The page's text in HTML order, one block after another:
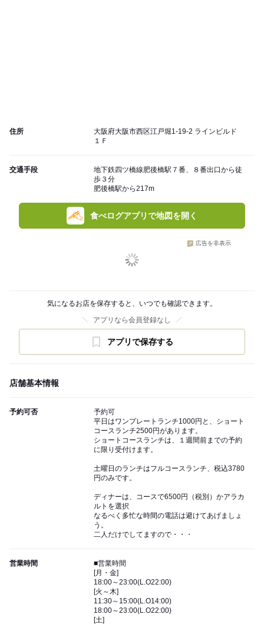
住所
大阪府大阪市西区江戸堀1-19-2 ラインビルド
１Ｆ
交通手段
地下鉄四ツ橋線肥後橋駅７番、８番出口から徒
歩３分
肥後橋駅から217m
食べログアプリで地図を開く
広告を非表示
気になるお店を保存すると、いつでも確認できます。
アプリなら会員登録なし
アプリで保存する
店舗基本情報
予約可否
予約可
平日はワンプレートランチ1000円と、ショート
コースランチ2500円があります。
ショートコースランチは、１週間前までの予約
に限り受付けます。
土曜日のランチはフルコースランチ、税込3780
円のみです。
ディナーは、コースで6500円（税別）かアラカ
ルトを選択
なるべく多忙な時間の電話は避けてあげましょ
う。
二人だけでしてますので・・・
営業時間
■営業時間
[月・金]
18:00～23:00(L.O22:00)
[火～木]
11:30～15:00(L.O14:00)
18:00～23:00(L.O22:00)
[土]